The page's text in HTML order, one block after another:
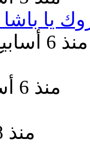
يا
منذ 6 أسابيع ساعة واحدة
منذ 6 أسابيع يوم واحد
منذ 8 أسابيع 3 أيام